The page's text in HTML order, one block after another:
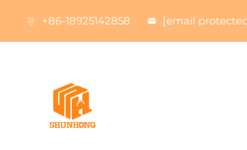
+86-18925142858 [email